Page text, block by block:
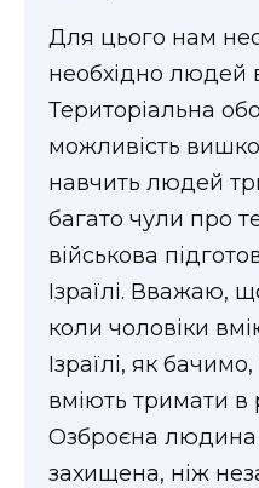
Для цього нам
необхідно людей
Територіальна
можливість
навчить людей
багато чули про
військова
Ізраїлі. Вважаю,
коли чоловіки
Ізраїлі, як
вміють тримати в
Озброєна
захищена, ніж